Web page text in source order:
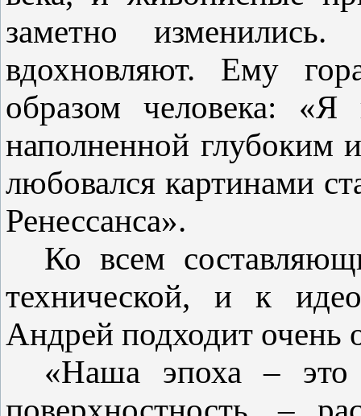
заметно
вдохновляют. Ему
образом человека: «Я
наполненной глубоким
любовался картинами
Ренессанса».
Ко всем
технической, и к
Андрей подходит очень
«Наша эпоха –